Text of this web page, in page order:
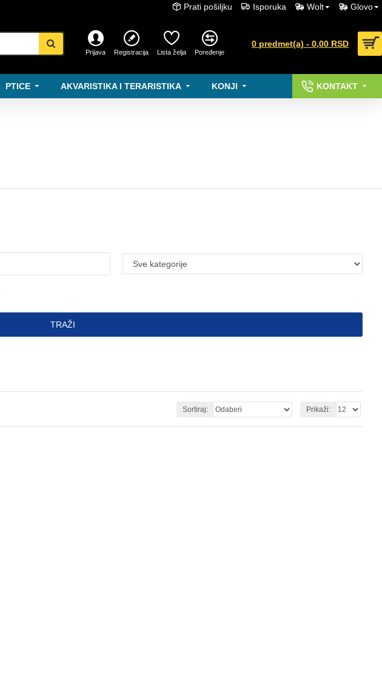
Prati pošiljku Isporuka Wolt Glovo
Prijava Registracija Lista želja Poređenje
0 predmet(a) - 0,00 RSD
PTICE AKVARISTIKA I TERARISTIKA KONJI KONTAKT
TRAŽI
Sortiraj: Prikaži: